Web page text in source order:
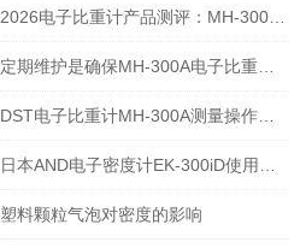
塑料颗粒气泡对密度的影响